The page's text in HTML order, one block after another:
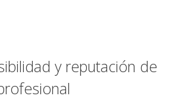
y reputación de